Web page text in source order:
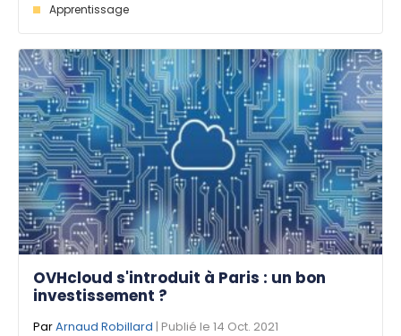
Apprentissage
OVHcloud s'introduit à Paris : un bon
investissement ?
ParArnaud Robillard | Publié le 14 Oct. 2021